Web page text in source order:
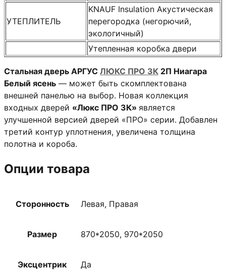
УТЕПЛИТЕЛЬ
KNAUF Insulation Акустическая
перегородка (негорючий,
экологичный)
Утепленная коробка двери
Стальная дверь АРГУС ЛЮКС ПРО 3К 2П Ниагара
Белый ясень — может быть скомплектована
внешней панелью на выбор. Новая коллекция
входных дверей «Люкс ПРО 3К» является
улучшенной версией дверей «ПРО» серии. Добавлен
третий контур уплотнения, увеличена толщина
полотна и короба.
Опции товара
Сторонность Левая, Правая
Размер 870*2050, 970*2050
Эксцентрик Да